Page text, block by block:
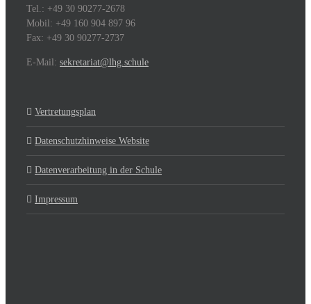
Tel.: +49 30 90277-2678
Mobil: +49 160 904 897 96
Fax: +49 30 90277-2737
E-Mail: sekretariat@lhg.schule
Vertretungsplan
Datenschutzhinweise Website
Datenverarbeitung in der Schule
Impressum